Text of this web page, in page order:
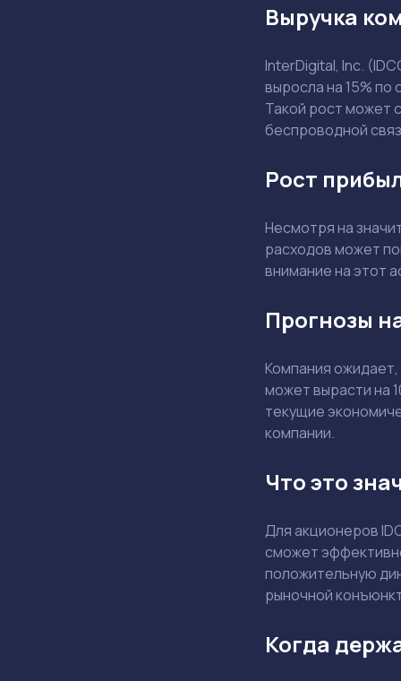
Выручка
InterDigital, Inc.
выросла на 15%
Такой рост может
беспроводной
Рост
Несмотря на
расходов может
внимание на этот
Прогнозы
Компания
может вырасти на
текущие
компании.
Что это
Для акционеров
сможет
положительную
рыночной
Когда